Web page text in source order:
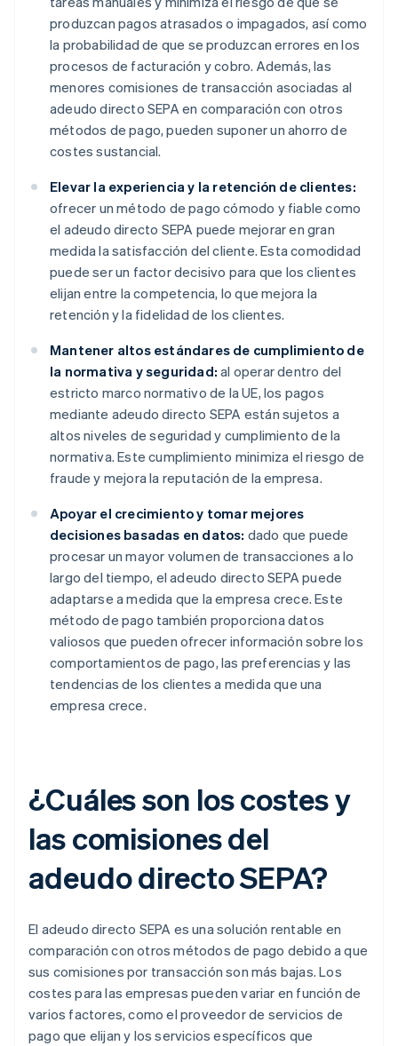
produzcan pagos atrasados o impagados, así como
la probabilidad de que se produzcan errores en los
procesos de facturación y cobro. Además, las
menores comisiones de transacción asociadas al
adeudo directo SEPA en comparación con otros
métodos de pago, pueden suponer un ahorro de
costes sustancial.
Elevar la experiencia y la retención de clientes:
ofrecer un método de pago cómodo y fiable como
el adeudo directo SEPA puede mejorar en gran
medida la satisfacción del cliente. Esta comodidad
puede ser un factor decisivo para que los clientes
elijan entre la competencia, lo que mejora la
retención y la fidelidad de los clientes.
Mantener altos estándares de cumplimiento de
la normativa y seguridad: al operar dentro del
estricto marco normativo de la UE, los pagos
mediante adeudo directo SEPA están sujetos a
altos niveles de seguridad y cumplimiento de la
normativa. Este cumplimiento minimiza el riesgo de
fraude y mejora la reputación de la empresa.
Apoyar el crecimiento y tomar mejores
decisiones basadas en datos: dado que puede
procesar un mayor volumen de transacciones a lo
largo del tiempo, el adeudo directo SEPA puede
adaptarse a medida que la empresa crece. Este
método de pago también proporciona datos
valiosos que pueden ofrecer información sobre los
comportamientos de pago, las preferencias y las
tendencias de los clientes a medida que una
empresa crece.
¿Cuáles son los costes y
las comisiones del
adeudo directo SEPA?
El adeudo directo SEPA es una solución rentable en
comparación con otros métodos de pago debido a que
sus comisiones por transacción son más bajas. Los
costes para las empresas pueden variar en función de
varios factores, como el proveedor de servicios de
pago que elijan y los servicios específicos que